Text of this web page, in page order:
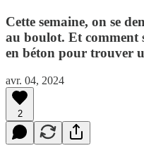
Cette semaine, on se
au boulot. Et
en béton pour trouver
avr. 04, 2024
2